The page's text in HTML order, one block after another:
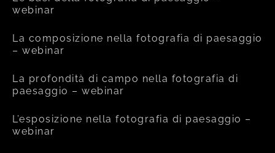
webinar
La composizione nella fotografia di paesaggio
– webinar
La profondità di campo nella fotografia di
paesaggio – webinar
L’esposizione nella fotografia di paesaggio –
webinar